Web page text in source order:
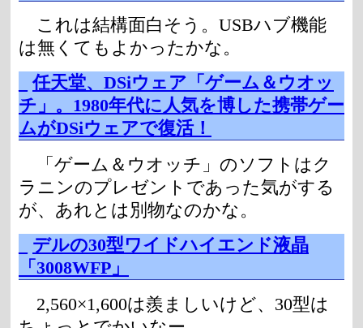
これは結構面白そう。USBハブ機能
は無くてもよかったかな。
任天堂、DSiウェア「ゲーム＆ウオッ
チ」。1980年代に人気を博した携帯ゲー
ムがDSiウェアで復活！
「ゲーム＆ウオッチ」のソフトはク
ラニンのプレゼントであった気がする
が、あれとは別物なのかな。
デルの30型ワイドハイエンド液晶
「3008WFP」
2,560×1,600は羨ましいけど、30型は